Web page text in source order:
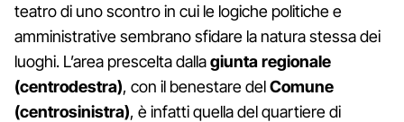
teatro di uno scontro in cui le logiche politiche e
amministrative sembrano sfidare la natura stessa dei
luoghi. L’area prescelta dallagiunta regionale
(centrodestra), con il benestare delComune
(centrosinistra), è infatti quella del quartiere di